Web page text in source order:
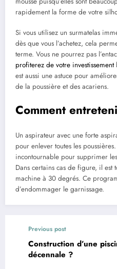
rapidement la forme de votre
Si vous utilisez un surmatelas
dès que vous l’achetez, cela
terme. Vous ne pourrez pas
profiterez de votre investissement
est aussi une astuce pour
de la poussière et des acariens.
Comment
Un aspirateur avec une forte
pour enlever toutes les
incontournable pour supprimer
Dans certains cas de figure, il
machine à 30 degrés. Ce
d’endommager le garnissage.
Previous post
Construction d’une
décennale ?